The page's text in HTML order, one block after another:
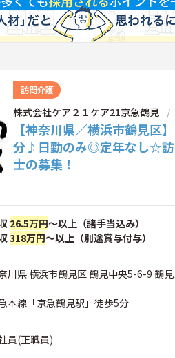
訪問介護
株式会社ケア２１ケア21京急鶴見
【神奈川県／横浜市鶴見区
分♪日勤のみ◎定年なし☆訪
士の募集！
26.5万円～以上（諸手当込み）
318万円～以上（別途賞与付与）
川県 横浜市鶴見区 鶴見中央5-6-9 鶴
本線「京急鶴見駅」徒歩5分
員(正職員)